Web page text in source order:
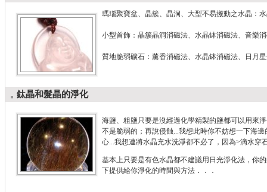
瑪瑙聚寶盆、晶簇、晶洞、大型不易搬動之水晶：
小型首飾：晶簇晶洞消磁法、水晶缽消磁法、音樂
質地脆弱礦石：薰香消磁法、水晶缽消磁法、日月
鈦晶和髮晶的淨化
海鹽、粗鹽只要是沒經過化學精製的鹽都可以用來
不是脆弱的；再說侵蝕...我想此時你不妨想一下海
心...我想連將水晶充水洗淨都不必了，因為>滴水穿
基本上只要是有色水晶都不建議用日光淨化法，你
下提供給你淨化的時間與方法．．．